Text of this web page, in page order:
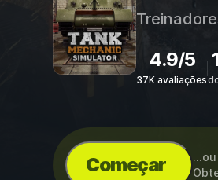
4.9/5
37K avaliações
Começar